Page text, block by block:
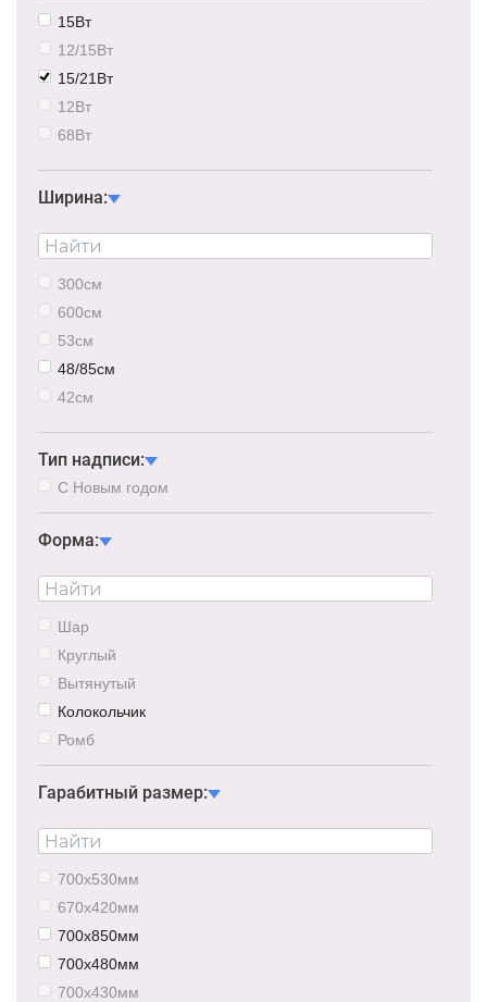
15Вт
12/15Вт
15/21Вт
12Вт
68Вт
21Вт
63Вт
75Вт
87Вт
105Вт
66/68Вт
Ширина:
300см
600см
53см
48/85см
42см
43см
28/40см
Тип надписи:
С Новым годом
Форма:
Шар
Круглый
Вытянутый
Колокольчик
Ромб
Гарабитный размер:
700х530мм
670х420мм
700х850мм
700х480мм
700х430мм